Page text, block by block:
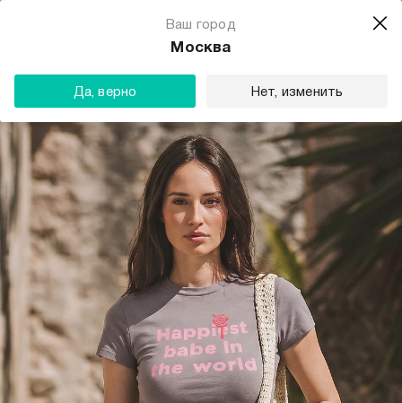
Ваш город
Москва
Да, верно Нет, изменить
Магазин одежды для тебя